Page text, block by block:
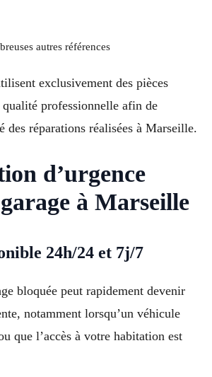
autres références
exclusivement des pièces
professionnelle afin de
réparations réalisées à Marseille.
d’urgence
à Marseille
24h/24 et 7j/7
bloquée peut rapidement devenir
notamment lorsqu’un véhicule
que l’accès à votre habitation est